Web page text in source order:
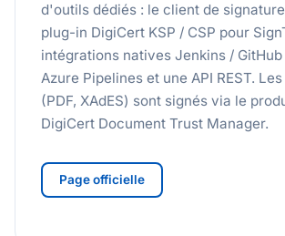
d'outils dédiés : le client de
plug-in DigiCert KSP / CSP pour
intégrations natives Jenkins /
Azure Pipelines et une API REST.
(PDF, XAdES) sont signés via le
DigiCert Document Trust Manager.
Page officielle